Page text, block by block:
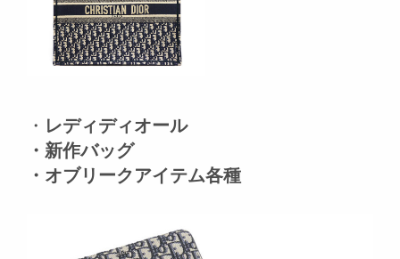
・ レディディオール
・新作バッグ
・オブリークアイテム各種